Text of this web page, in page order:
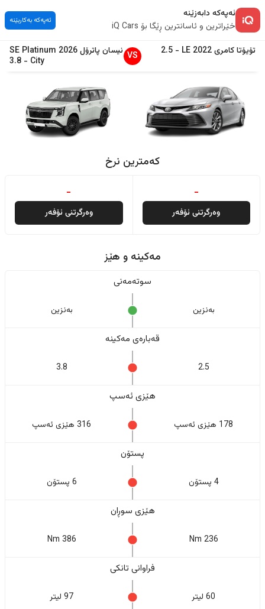
ئەپەکە دابەزێنە
خێراترین و ئاسانترین ڕێگا بۆ iQ Cars
ئەپەکە بەکاربێنە
تۆیۆتاکامری2022
LE
-
2.5
VS نیسان پاترۆل2026
SE Platinum
City
-
3.8
کەمترین نرخ
-
وەرگرتنی ئۆفەر
-
وەرگرتنی ئۆفەر
مەکینە و هێز
سوتەمەنی
بەنزین بەنزین
قەبارەی مەکینە
2.5
3.8
هێزی ئەسپ
178 هێزی ئەسپ 316 هێزی ئەسپ
پستۆن
4 پستۆن 6 پستۆن
هێزی سوڕان
236 Nm
386 Nm
فراوانی تانکی
60 لیتر 97 لیتر